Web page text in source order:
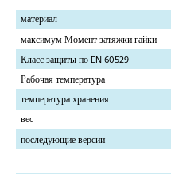
материал
максимум Момент затяжки гайки
Класс защиты по EN 60529
Рабочая температура
температура хранения
вес
последующие версии